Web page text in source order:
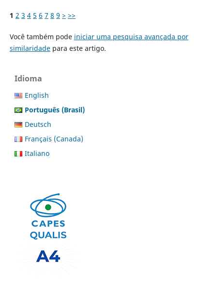
1 2 3 4 5 6 7 8 9 > >>
Você também pode iniciar uma pesquisa avançada por
similaridadepara este artigo.
Idioma
English
Português (Brasil)
Deutsch
Français (Canada)
Italiano